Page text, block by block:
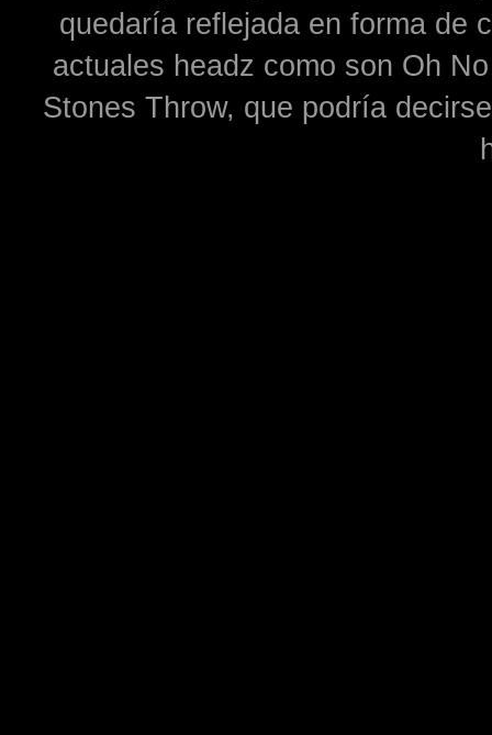
quedaría reflejada en forma de
actuales headz como son Oh
Stones Throw, que podría